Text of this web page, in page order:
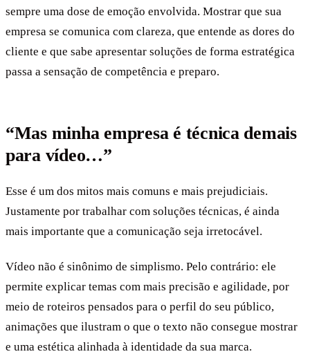
sempre uma dose de emoção envolvida. Mostrar que sua
empresa se comunica com clareza, que entende as dores do
cliente e que sabe apresentar soluções de forma estratégica
passa a sensação de competência e preparo.
“Mas minha empresa é técnica demais
para vídeo…”
Esse é um dos mitos mais comuns e mais prejudiciais.
Justamente por trabalhar com soluções técnicas, é ainda
mais importante que a comunicação seja irretocável.
Vídeo não é sinônimo de simplismo. Pelo contrário: ele
permite explicar temas com mais precisão e agilidade, por
meio de roteiros pensados para o perfil do seu público,
animações que ilustram o que o texto não consegue mostrar
e uma estética alinhada à identidade da sua marca.